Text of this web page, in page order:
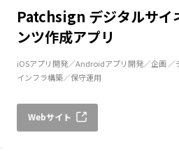
Patchsign デジタルサイ
ンツ作成アプリ
iOSアプリ開発 Androidアプリ開発 企画
インフラ構築
保守運用
Webサイト